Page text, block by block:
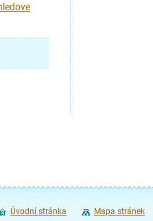
Úvodní stránka Mapa stránek